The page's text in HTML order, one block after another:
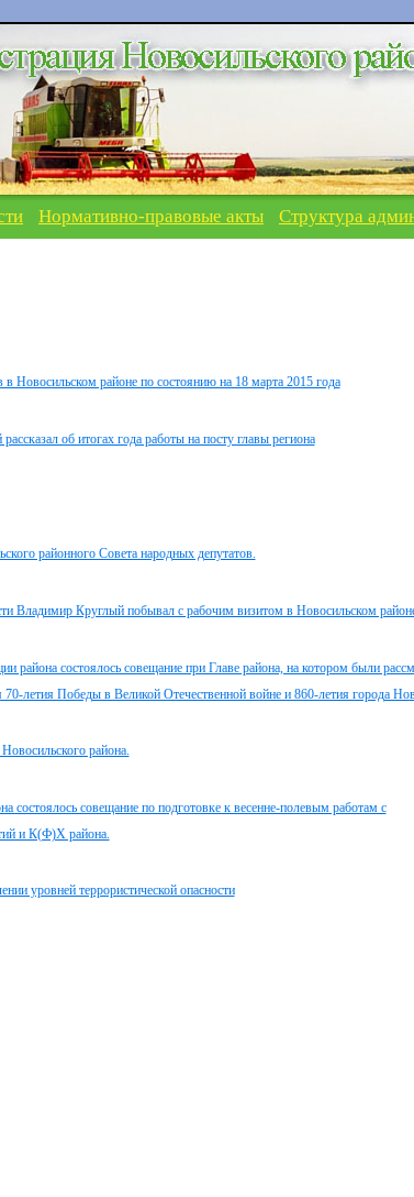
Нормативно-правовые акты Структура
Новосильском районе по состоянию на 18 марта 2015 года
об итогах года работы на посту главы региона
районного Совета народных депутатов.
Владимир Круглый побывал с рабочим визитом в Новосильском
района состоялось совещание при Главе района, на котором были
летия Победы в Великой Отечественной войне и 860-летия города
района.
состоялось совещание по подготовке к весенне-полевым работам с
и К(Ф)Х района.
уровней террористической опасности